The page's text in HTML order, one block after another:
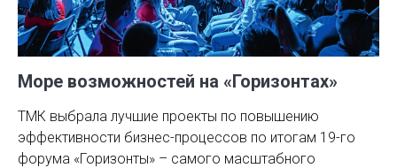
Море возможностей на «Горизонтах»
ТМК выбрала лучшие проекты по повышению
эффективности бизнес-процессов по итогам 19-го
форума «Горизонты» – самого масштабного